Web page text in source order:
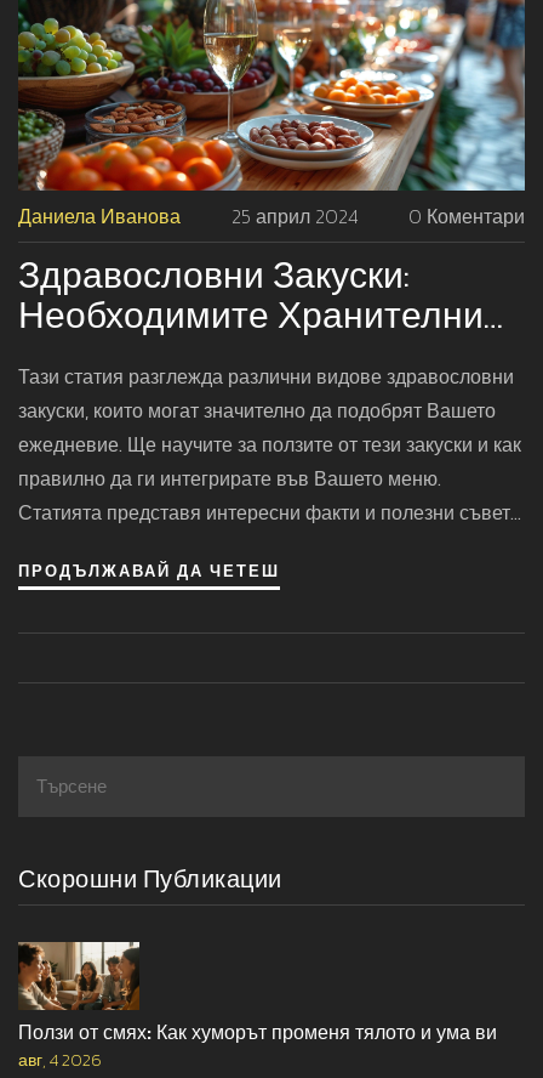
Даниела Иванова 25 април 2024 0 Коментари
Здравословни Закуски:
Необходимите Хранителни
Сили За Вашето Здраве
Тази статия разглежда различни видове здравословни
закуски, които могат значително да подобрят Вашето
ежедневие. Ще научите за ползите от тези закуски и как
правилно да ги интегрирате във Вашето меню.
Статията представя интересни факти и полезни съвети
само ще наситят Вашия глад, но и ще Ви заредят с
ПРОДЪЛЖАВАЙ ДА ЧЕТЕШ
Скорошни Публикации
Ползи от смях: Как хуморът променя тялото и ума ви
авг, 4 2026